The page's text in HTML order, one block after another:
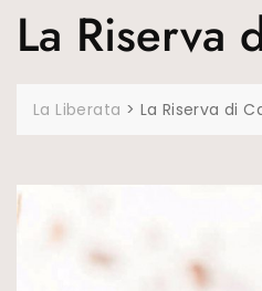
La Riserva
La Liberata > La Riserva di